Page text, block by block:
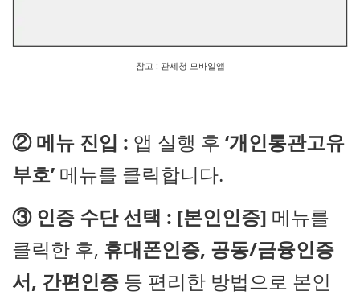
참고 : 관세청 모바일앱
② 메뉴 진입 : 앱 실행 후 ‘개인통관고유
부호’ 메뉴를 클릭합니다.
③ 인증 수단 선택 : [본인인증] 메뉴를
클릭한 후, 휴대폰인증, 공동/금융인증
서, 간편인증 등 편리한 방법으로 본인